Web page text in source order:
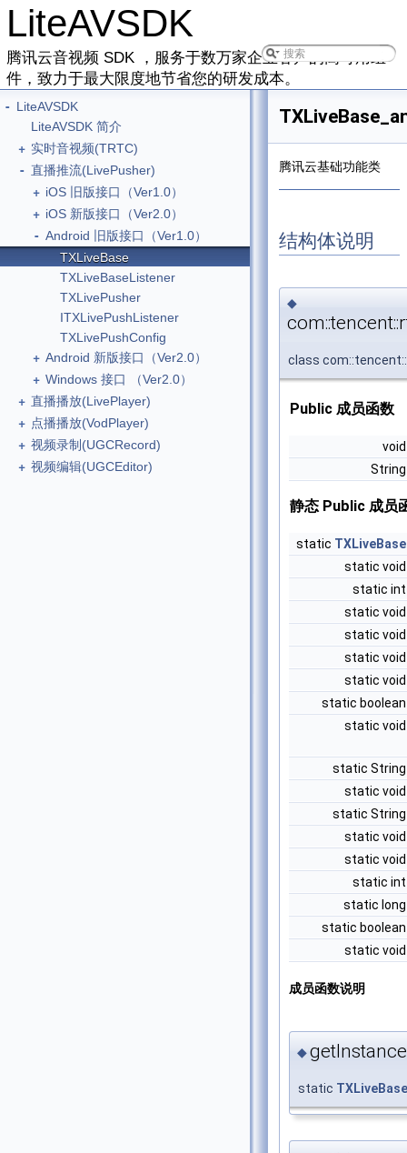
LiteAVSDK
腾讯云音视频 SDK ，服务于数万家企业客户的高可用组
件，致力于最大限度地节省您的研发成本。
- LiteAVSDK
LiteAVSDK 简介
+ 实时音视频(TRTC)
- 直播推流(LivePusher)
+ iOS 旧版接口（Ver1.0）
+ iOS 新版接口（Ver2.0）
- Android 旧版接口（Ver1.0）
TXLiveBase
TXLiveBaseListener
TXLivePusher
ITXLivePushListener
TXLivePushConfig
+ Android 新版接口（Ver2.0）
+ Windows 接口 （Ver2.0）
+ 直播播放(LivePlayer)
+ 点播播放(VodPlayer)
+ 视频录制(UGCRecord)
+ 视频编辑(UGCEditor)
腾讯云基础功能类
结构体说明
◆
class
Public 成员函数
静态 Public 成员
static TXLiveBase
static
static
static
static
static
static
static
static
static
static
static
static
static
static
static
static
static
成员函数说明
◆
static TXLiveBase